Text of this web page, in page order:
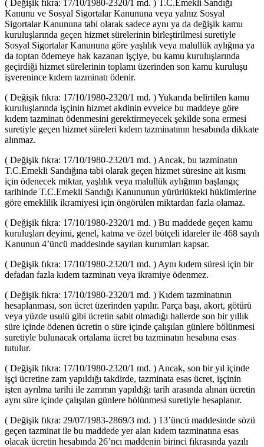
( Değişik fıkra: 17/10/1980-2320/1 md. ) T.C.Emekli Sandığı
Kanunu ve Sosyal Sigortalar Kanununa veya yalnız Sosyal
Sigortalar Kanununa tabi olarak sadece aynı ya da değişik kamu
kuruluşlarında geçen hizmet sürelerinin birleştirilmesi suretiyle
Sosyal Sigortalar Kanununa göre yaşlılık veya malullük aylığına ya
da toptan ödemeye hak kazanan işçiye, bu kamu kuruluşlarında
geçirdiği hizmet sürelerinin toplamı üzerinden son kamu kuruluşu
işverenince kıdem tazminatı ödenir.
( Değişik fıkra: 17/10/1980-2320/1 md. ) Yukarıda belirtilen kamu
kuruluşlarında işçinin hizmet akdinin evvelce bu maddeye göre
kıdem tazminatı ödenmesini gerektirmeyecek şekilde sona ermesi
suretiyle geçen hizmet süreleri kıdem tazminatının hesabında dikkate
alınmaz.
( Değişik fıkra: 17/10/1980-2320/1 md. ) Ancak, bu tazminatın
T.C.Emekli Sandığına tabi olarak geçen hizmet süresine ait kısmı
için ödenecek miktar, yaşlılık veya malullük aylığının başlangıç
tarihinde T.C.Emekli Sandığı Kanununun yürürlükteki hükümlerine
göre emeklilik ikramiyesi için öngörülen miktardan fazla olamaz.
( Değişik fıkra: 17/10/1980-2320/1 md. ) Bu maddede geçen kamu
kuruluşları deyimi, genel, katma ve özel bütçeli idareler ile 468 sayılı
Kanunun 4’üncü maddesinde sayılan kurumları kapsar.
( Değişik fıkra: 17/10/1980-2320/1 md. ) Aynı kıdem süresi için bir
defadan fazla kıdem tazminatı veya ikramiye ödenmez.
( Değişik fıkra: 17/10/1980-2320/1 md. ) Kıdem tazminatının
hesaplanması, son ücret üzerinden yapılır. Parça başı, akort, götürü
veya yüzde usulü gibi ücretin sabit olmadığı hallerde son bir yıllık
süre içinde ödenen ücretin o süre içinde çalışılan günlere bölünmesi
suretiyle bulunacak ortalama ücret bu tazminatın hesabına esas
tutulur.
( Değişik fıkra: 17/10/1980-2320/1 md. ) Ancak, son bir yıl içinde
işçi ücretine zam yapıldığı takdirde, tazminata esas ücret, işçinin
işten ayrılma tarihi ile zammın yapıldığı tarih arasında alınan ücretin
aynı süre içinde çalışılan günlere bölünmesi suretiyle hesaplanır.
( Değişik fıkra: 29/07/1983-2869/3 md. ) 13’üncü maddesinde sözü
geçen tazminat ile bu maddede yer alan kıdem tazminatına esas
olacak ücretin hesabında 26’ncı maddenin birinci fıkrasında yazılı